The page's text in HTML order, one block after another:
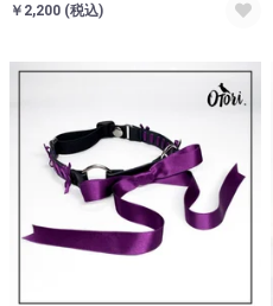
￥2,200 (税込)